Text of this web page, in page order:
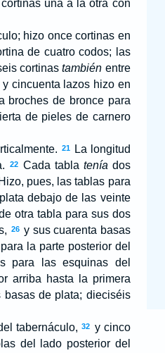
una a la otra con
hizo once cortinas en
de cuatro codos; las
cortinastambién entre
cincuenta lazos hizo en
broches de bronce para
de pieles de carnero
21
La longitud
22 Cada tabla tenía dos
Hizo, pues, las tablas para
debajo de las veinte
otra tabla para sus dos
26 y sus cuarenta basas
la parte posterior del
para las esquinas del
arriba hasta la primera
basas de plata; dieciséis
tabernáculo, 32 y cinco
del lado posterior del